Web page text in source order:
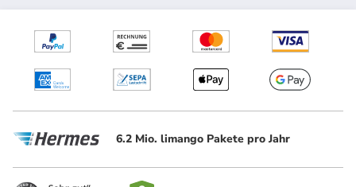
6.2 Mio. limango Pakete pro Jahr